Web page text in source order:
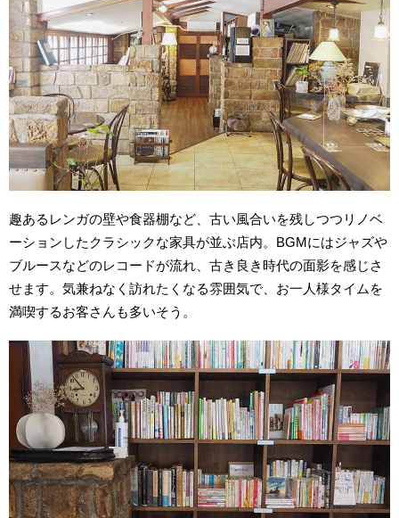
趣あるレンガの壁や食器棚など、古い風合いを残しつつリノベ
ーションしたクラシックな家具が並ぶ店内。BGMにはジャズや
ブルースなどのレコードが流れ、古き良き時代の面影を感じさ
せます。気兼ねなく訪れたくなる雰囲気で、お一人様タイムを
満喫するお客さんも多いそう。